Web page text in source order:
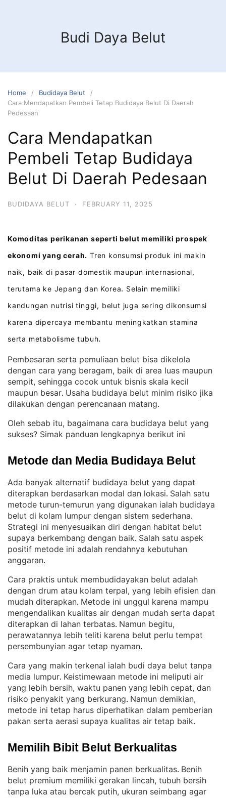
Budi Daya Belut
Home
Budidaya Belut
Cara Mendapatkan Pembeli Tetap Budidaya Belut Di Daerah
Pedesaan
Cara Mendapatkan
Pembeli Tetap Budidaya
Belut Di Daerah Pedesaan
BUDIDAYA BELUT · FEBRUARY 11, 2025
Komoditas perikanan seperti belut memiliki prospek
ekonomi yang cerah. Tren konsumsi produk ini makin
naik, baik di pasar domestik maupun internasional,
terutama ke Jepang dan Korea. Selain memiliki
kandungan nutrisi tinggi, belut juga sering dikonsumsi
karena dipercaya membantu meningkatkan stamina
serta metabolisme tubuh.
Pembesaran serta pemuliaan belut bisa dikelola
dengan cara yang beragam, baik di area luas maupun
sempit, sehingga cocok untuk bisnis skala kecil
maupun besar. Usaha budidaya belut minim risiko jika
dilakukan dengan perencanaan matang.
Oleh sebab itu, bagaimana cara budidaya belut yang
sukses? Simak panduan lengkapnya berikut ini
Metode dan Media Budidaya Belut
Ada banyak alternatif budidaya belut yang dapat
diterapkan berdasarkan modal dan lokasi. Salah satu
metode turun-temurun yang digunakan ialah budidaya
belut di kolam lumpur dengan sistem sederhana
Strategi ini menyesuaikan diri dengan habitat belut
supaya berkembang dengan baik. Salah satu aspek
positif metode ini adalah rendahnya kebutuhan
anggaran.
Cara praktis untuk membudidayakan belut adalah
dengan drum atau kolam terpal, yang lebih efisien dan
mudah diterapkan. Metode ini unggul karena mampu
mengendalikan kualitas air dengan mudah serta dapat
diterapkan di lahan terbatas. Namun begitu,
perawatannya lebih teliti karena belut perlu tempat
persembunyian agar tetap nyaman.
Cara yang makin terkenal ialah budi daya belut tanpa
media lumpur. Keistimewaan metode ini meliputi air
yang lebih bersih, waktu panen yang lebih cepat, dan
risiko penyakit yang berkurang. Namun demikian,
metode ini tetap harus diperhatikan dalam pemberian
pakan serta aerasi supaya kualitas air tetap baik.
Memilih Bibit Belut Berkualitas
Benih yang baik menjamin panen berkualitas. Benih
belut premium memiliki gerakan lincah, tubuh bersih
tanpa luka atau bercak putih, ukuran seimbang agar